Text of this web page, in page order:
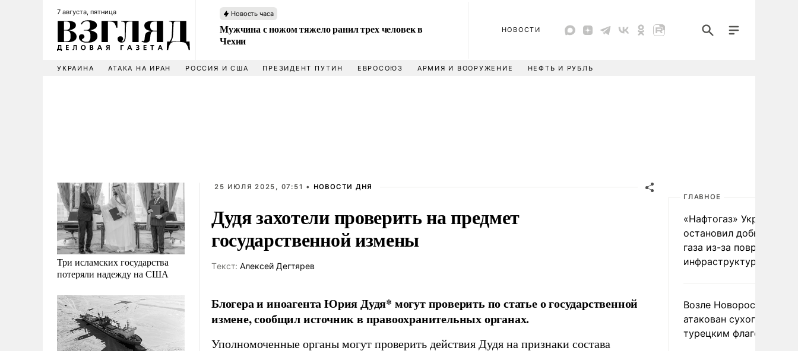
7 августа, пятница Новость часа
Мужчина с ножом тяжело ранил трех человек в
Чехии
НОВОСТИ
УКРАИНА АТАКА НА ИРАН РОССИЯ И США ПРЕЗИДЕНТ ПУТИН ЕВРОСОЮЗ АРМИЯ И ВООРУЖЕНИЕ НЕФТЬ И РУБЛЬ
Три исламских государства
потеряли надежду на США
25 ИЮЛЯ 2025, 07:51 • НОВОСТИ ДНЯ
Дудя захотели проверить на предмет
государственной измены
Tекст: Алексей Дегтярев
Блогера и иноагента Юрия Дудя* могут проверить по статье о государственной
измене, сообщил источник в правоохранительных органах.
Уполномоченные органы могут проверить действия Дудя на признаки состава
ГЛАВНОЕ
«Нафтогаз» Украины
остановил добычу
газа из-за повреждения
инфраструктуры
Возле Новороссийска
атакован сухогруз под
турецким флагом